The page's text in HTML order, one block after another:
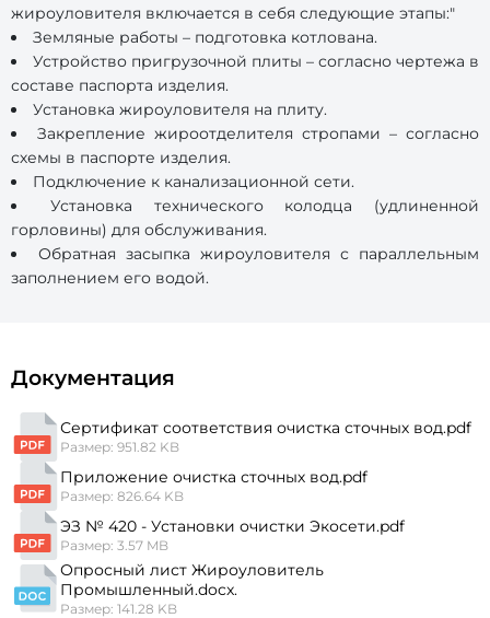
жироуловителя включается в себя следующие этапы:"
Земляные работы – подготовка котлована.
Устройство пригрузочной плиты – согласно чертежа в
составе паспорта изделия.
Установка жироуловителя на плиту.
Закрепление жироотделителя стропами – согласно
схемы в паспорте изделия.
Подключение к канализационной сети.
Установка технического колодца (удлиненной
горловины) для обслуживания.
Обратная засыпка жироуловителя с параллельным
заполнением его водой.
Документация
Сертификат соответствия очистка сточных вод.pdf
Размер: 951.82 KB
Приложение очистка сточных вод.pdf
Размер: 826.64 KB
ЭЗ № 420 - Установки очистки Экосети.pdf
Размер: 3.57 MB
Опросный лист Жироуловитель
Промышленный.docx.
Размер: 141.28 KB